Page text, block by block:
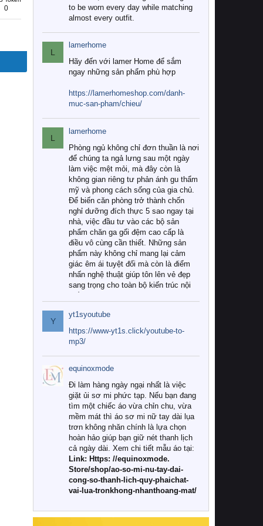
0
to be worn every day while matching
almost every outfit.
L
lamerhome
Hãy đến với lamer Home để sắm
ngay những sản phẩm phù hợp
https://lamerhomeshop.com/danh-
muc-san-pham/chieu/
L
lamerhome
Phòng ngủ không chỉ đơn thuần là nơi
để chúng ta ngả lưng sau một ngày
làm việc mệt mỏi, mà đây còn là
không gian riêng tư phản ánh gu thẩm
mỹ và phong cách sống của gia chủ.
Để biến căn phòng trở thành chốn
nghỉ dưỡng đích thực 5 sao ngay tại
nhà, việc đầu tư vào các bộ sản
phẩm chăn ga gối đệm cao cấp là
điều vô cùng cần thiết. Những sản
phẩm này không chỉ mang lại cảm
giác êm ái tuyệt đối mà còn là điểm
nhấn nghệ thuật giúp tôn lên vẻ đẹp
sang trọng cho toàn bộ kiến trúc nội
Tuy nhiên, giữa thị trường đa dạng
với vô vàn thương hiệu và mẫu mã
như hiện nay, làm thế nào để chọn
được những bộ chăn ga gối đệm cao
cấp thực sự chất lượng, phù hợp với
khí hậu và nhu cầu sử dụng của gia
đình? Hãy cùng chúng tôi đi tìm lời
giải đáp chi tiết qua bài viết dưới đây.
1. Tại sao các gia đình hiện đại lại ưa
chuộng chăn ga gối đệm cao cấp?
Khác với các dòng sản phẩm thông
thường, những bộ chăn ga gối đệm
cao cấp trải qua quy trình sản xuất
nghiêm ngặt từ khâu chọn lọc nguyên
liệu tự nhiên đến công nghệ dệt
nhuộm hiện đại không chứa hóa chất
này, bạn sẽ cảm nhận rõ rệt sự khác
Y
yt1syoutube
https://www-yt1s.click/youtube-to-
mp3/
equinoxmode
Đi làm hàng ngày ngại nhất là việc
giặt ủi sơ mi phức tạp. Nếu bạn đang
tìm một chiếc áo vừa chỉn chu, vừa
mềm mát thì áo sơ mi nữ tay dài lụa
trơn không nhăn chính là lựa chọn
hoàn hảo giúp bạn giữ nét thanh lịch
cả ngày dài. Xem chi tiết mẫu áo tại:
Link: Https: //equinoxmode.
Store/shop/ao-so-mi-nu-tay-dai-
cong-so-thanh-lich-quy-phaichat-
vai-lua-tronkhong-nhanthoang-mat/